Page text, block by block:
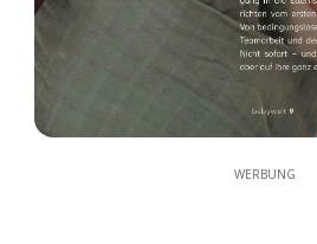
WERBUNG